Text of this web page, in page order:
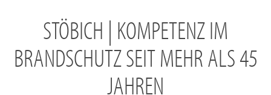
STÖBICH | KOMPETENZ IM
BRANDSCHUTZ SEIT MEHR ALS 45
JAHREN